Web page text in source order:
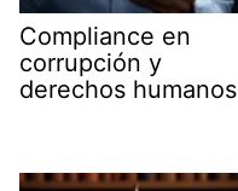
Compliance en
corrupción y
derechos humanos